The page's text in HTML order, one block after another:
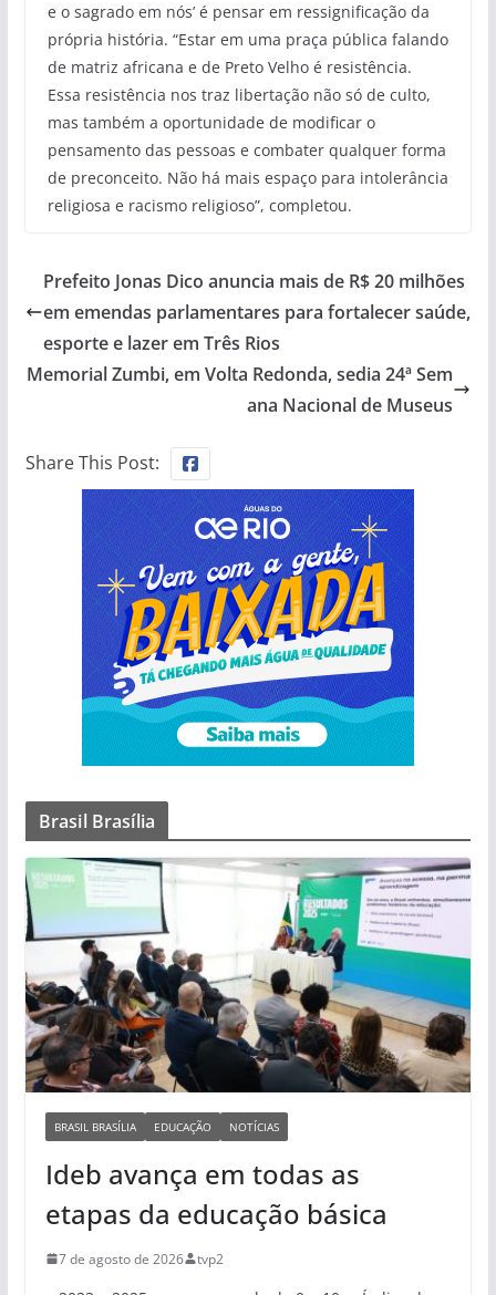
e o sagrado em nós’ é pensar em ressignificação da
própria história. “Estar em uma praça pública falando
de matriz africana e de Preto Velho é resistência.
Essa resistência nos traz libertação não só de culto,
mas também a oportunidade de modificar o
pensamento das pessoas e combater qualquer forma
de preconceito. Não há mais espaço para intolerância
religiosa e racismo religioso”, completou.
Prefeito Jonas Dico anuncia mais de R$ 20 milhões
em emendas parlamentares para fortalecer saúde,
esporte e lazer em Três Rios
Memorial Zumbi, em Volta Redonda, sedia 24ª Sem
ana Nacional de Museus
Share This Post:
Brasil Brasília
BRASIL BRASÍLIA EDUCAÇÃO NOTÍCIAS
Ideb avança em todas as
etapas da educação básica
7 de agosto de 2026 tvp2